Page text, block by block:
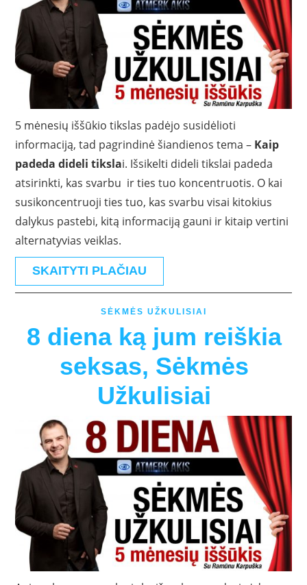
5 mėnesių iššūkio tikslas padėjo susidėlioti
informaciją, tad pagrindinė šiandienos tema – Kaip
padeda dideli tikslai. Išsikelti dideli tikslai padeda
atsirinkti, kas svarbu ir ties tuo koncentruotis. O kai
susikoncentruoji ties tuo, kas svarbu visai kitokius
dalykus pastebi, kitą informaciją gauni ir kitaip vertini
alternatyvias veiklas.
SKAITYTI PLAČIAU
SĖKMĖS UŽKULISIAI
8 diena ką jum reiškia
seksas, Sėkmės
Užkulisiai